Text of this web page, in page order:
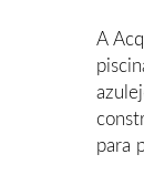
A
para